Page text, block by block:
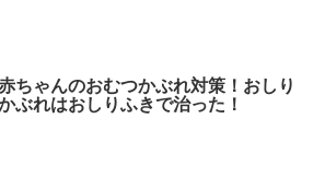
ちゃんのおむつかぶれ対策！おしり
ぶれはおしりふきで治った！